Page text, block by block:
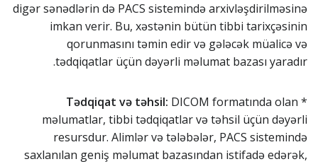
digər sənədlərin də PACS sistemində arxivləşdirilməsinə
imkan verir. Bu, xəstənin bütün tibbi tarixçəsinin
qorunmasını təmin edir və gələcək müalicə və
tədqiqatlar üçün dəyərli məlumat bazası yaradır.
*
Tədqiqat və təhsil: DICOM formatında olan
məlumatlar, tibbi tədqiqatlar və təhsil üçün dəyərli
resursdur. Alimlər və tələbələr, PACS sistemində
saxlanılan geniş məlumat bazasından istifadə edərək,